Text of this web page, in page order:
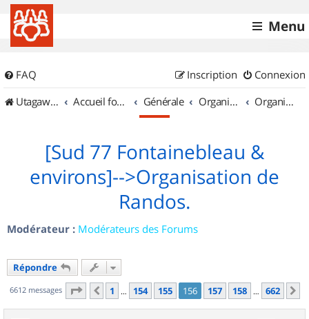
Menu
FAQ Connexion
Inscription
UtagawaVTT (Randos VTT et VTTAE avec traces GPS)
Accueil forum Générale Organisation de sorties & Recherche de partenaires Organisation de sorties en région Île de France
[Sud 77 Fontainebleau &
environs]-->Organisation de
Randos.
Modérateur : Modérateurs des Forums
Répondre
6612 messages Page 156 sur662
Précédent
1 … 154 155 156 157 158 … 662